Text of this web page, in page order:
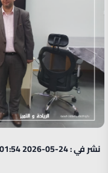
نشر في : 24-05-2026 01:54 PM